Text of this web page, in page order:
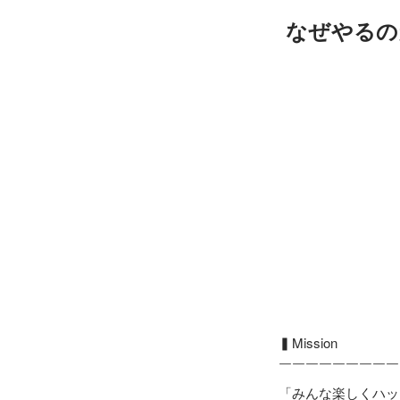
なぜやる
▍Mission
￣￣￣￣￣￣￣￣
「みんな楽しくハ